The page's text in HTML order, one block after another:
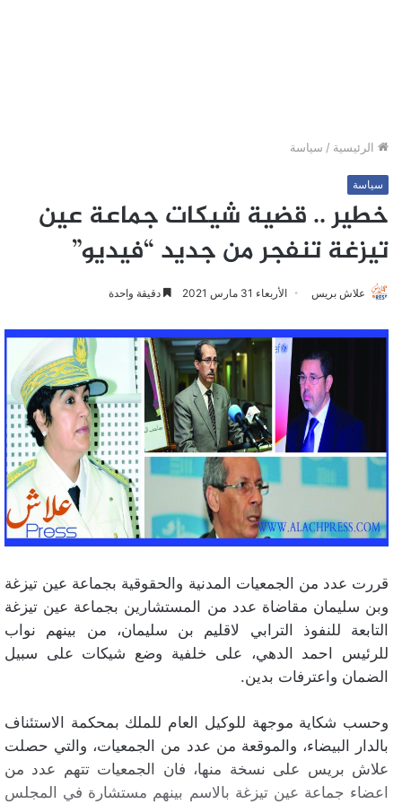
الرئيسية / سياسة
سياسة
خطير .. قضية شيكات جماعة عين
تيزغة تنفجر من جديد “فيديو”
علاش بريس الأربعاء 31 مارس 2021 دقيقة واحدة
قررت عدد من الجمعيات المدنية والحقوقية بجماعة عين تيزغة
وبن سليمان مقاضاة عدد من المستشارين بجماعة عين تيزغة
التابعة للنفوذ الترابي لاقليم بن سليمان، من بينهم نواب
للرئيس احمد الدهي، على خلفية وضع شيكات على سبيل
الضمان واعترفات بدين.
وحسب شكاية موجهة للوكيل العام للملك بمحكمة الاستئناف
بالدار البيضاء، والموقعة من عدد من الجمعيات، والتي حصلت
علاش بريس على نسخة منها، فان الجمعيات تتهم عدد من
اعضاء جماعة عين تيزغة بالاسم بينهم مستشارة في المجلس